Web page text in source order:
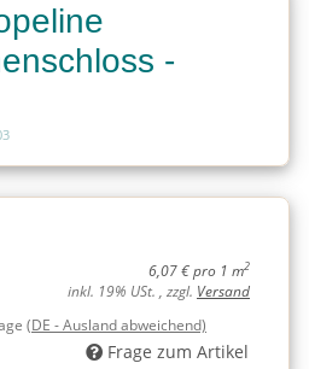
-
6,07 € pro 1 m2
inkl. 19% USt. , zzgl. Versand
(DE - Ausland abweichend)
Frage zum Artikel